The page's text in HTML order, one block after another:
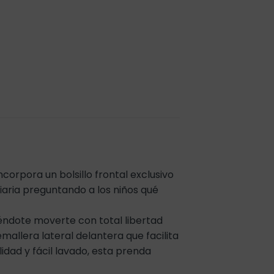
un bolsillo frontal exclusivo
preguntando a los niños qué
moverte con total libertad
lateral delantera que facilita
y fácil lavado, esta prenda